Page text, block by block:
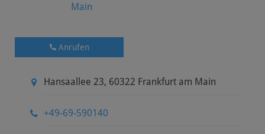
Main
Anrufen
Hansaallee 23, 60322 Frankfurt am Main
+49-69-590140